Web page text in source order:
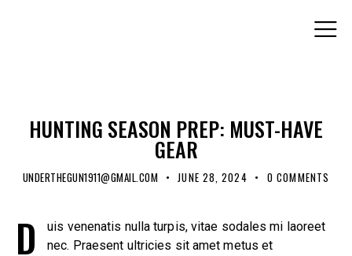
HUNTING SEASON PREP: MUST-HAVE
GEAR
UNDERTHEGUN1911@GMAIL.COM JUNE 28, 2024 0 COMMENTS
D
uis venenatis nulla turpis, vitae sodales mi laoreet
nec. Praesent ultricies sit amet metus et